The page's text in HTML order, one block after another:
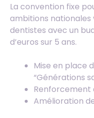
La convention fixe
ambitions nationales
dentistes avec un
d’euros sur 5 ans.
Mise en place
“Générations
Renforcement
Amélioration